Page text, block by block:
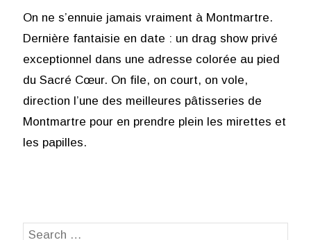
On ne s’ennuie jamais vraiment à Montmartre.
Dernière fantaisie en date : un drag show privé
exceptionnel dans une adresse colorée au pied
du Sacré Cœur. On file, on court, on vole,
direction l’une des meilleures pâtisseries de
Montmartre pour en prendre plein les mirettes et
les papilles.
Search